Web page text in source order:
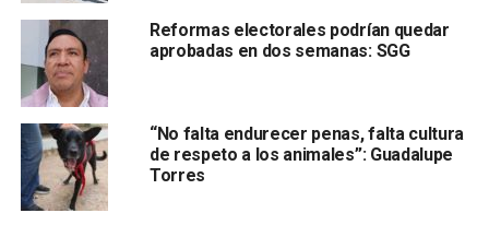
“Bajo ninguna explicación, si hay un daño importante a
la naturaleza de la zona, lo permitiremos.
vamos a dejar solos”, declaró.
Reformas electorales podrían quedar
aprobadas en dos semanas: SGG
“No falta endurecer penas, falta cultura
de respeto a los animales”: Guadalupe
Torres